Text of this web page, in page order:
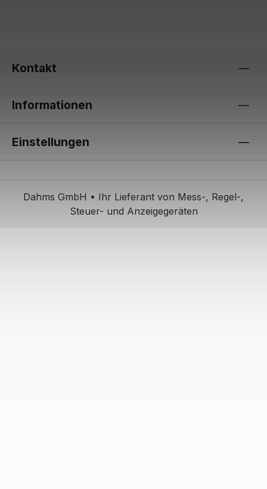
Kontakt
Informationen
Einstellungen
Dahms GmbH • Ihr Lieferant von Mess-, Regel-,
Steuer- und Anzeigegeräten